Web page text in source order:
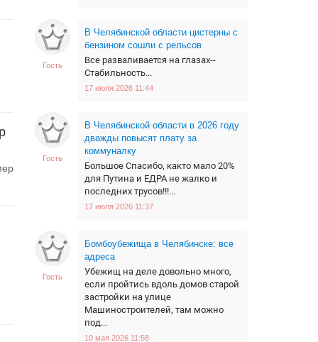
Гость
В Челябинской области цистерны с
бензином сошли с рельсов
Все разваливается на глазах--
Стабильность...
17 июля 2026 11:44
Гость
В Челябинской области в 2026 году
дважды повысят плату за
коммуналку
Большое Спасибо, както мало 20%
для Путина и ЕДРА не жалко и
последних трусов!!!...
17 июля 2026 11:37
Гость
Бомбоубежища в Челябинске: все
адреса
Убежищ на деле довольно много,
если пройтись вдоль домов старой
застройки на улице
Машиностроителей, там можно
под...
10 мая 2026 11:58